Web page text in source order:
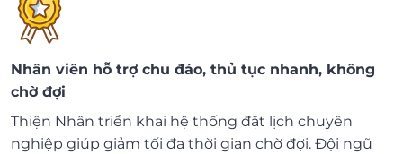
Nhân viên hỗ trợ chu đáo, thủ tục nhanh, không
chờ đợi
Thiện Nhân triển khai hệ thống đặt lịch chuyên
nghiệp giúp giảm tối đa thời gian chờ đợi. Đội ngũ